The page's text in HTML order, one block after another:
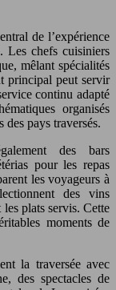
de l’expérience
Les chefs cuisiniers
mêlant spécialités
principal peut servir
continu adapté
organisés
pays traversés.
des bars
pour les repas
les voyageurs à
des vins
plats servis. Cette
moments de
la traversée avec
des spectacles de